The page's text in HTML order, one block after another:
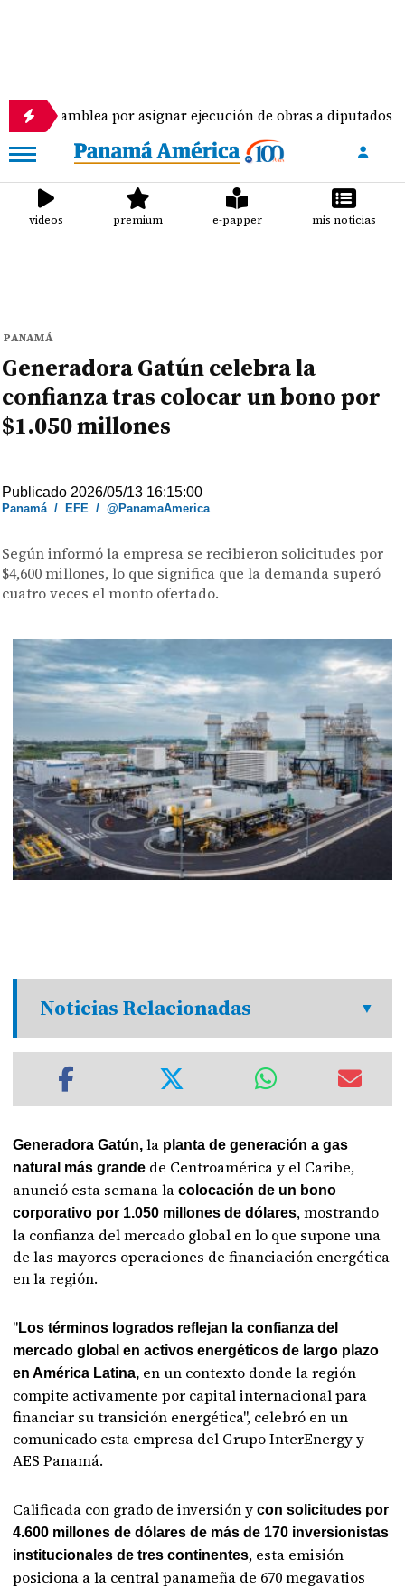
por asignar ejecución de obras a diputados
videos premium e-papper mis noticias
PANAMÁ
Generadora Gatún celebra la
confianza tras colocar un bono por
$1.050 millones
Publicado 2026/05/13 16:15:00
Panamá/ EFE /@PanamaAmerica
Según informó la empresa se recibieron solicitudes por
$4,600 millones, lo que significa que la demanda superó
cuatro veces el monto ofertado.
Noticias Relacionadas
Generadora Gatún, la planta de generación a gas
natural más grande de Centroamérica y el Caribe,
anunció esta semana lacolocación de un bono
corporativo por 1.050 millones de dólares, mostrando
la confianza del mercado global en lo que supone una
de las mayores operaciones de financiación energética
en la región.
"Los términos logrados reflejan la confianza del
mercado global en activos energéticos de largo plazo
en América Latina, en un contexto donde la región
compite activamente por capital internacional para
financiar su transición energética", celebró en un
comunicado esta empresa del Grupo InterEnergy y
AES Panamá.
Calificada con grado de inversión y con solicitudes por
4.600 millones de dólares de más de 170 inversionistas
institucionales de tres continentes, esta emisión
posiciona a la central panameña de 670 megavatios